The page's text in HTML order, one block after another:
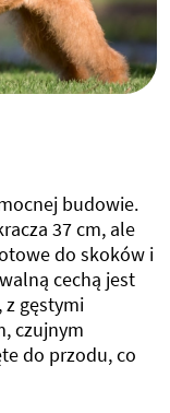
budowie.
37 cm, ale
do skoków i
cechą jest
z gęstymi
czujnym
do przodu, co